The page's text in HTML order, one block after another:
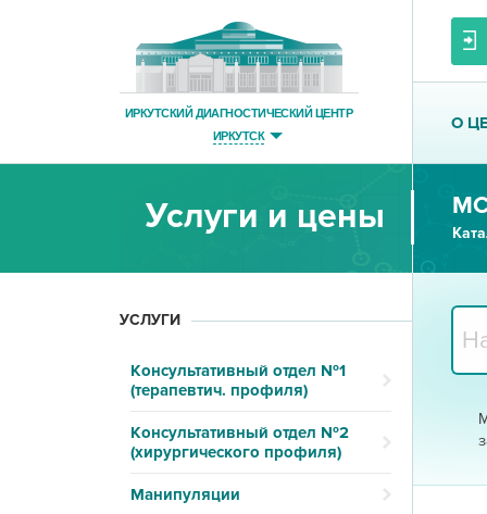
ИРКУТСКИЙ ДИАГНОСТИЧЕСКИЙ ЦЕНТР
ИРКУТСК
О
Услуги и цены
УСЛУГИ
Консультативный отдел №1
(терапевтич. профиля)
Консультативный отдел №2
(хирургического профиля)
Манипуляции